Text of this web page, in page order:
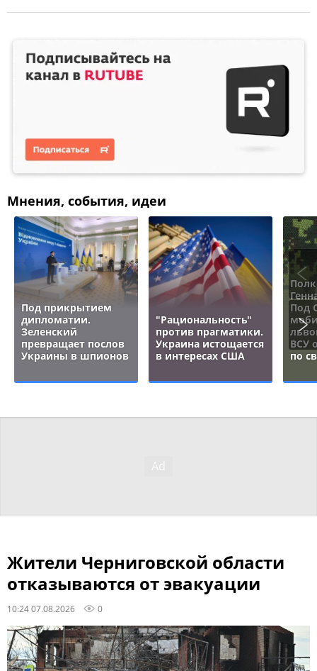
Мнения, события, идеи
Под прикрытием
дипломатии.
Зеленский
превращает послов
Украины в шпионов
"Рациональность"
против прагматики.
Украина истощается
в интересах США
Под
ВСУ
по
Жители Черниговской области
отказываются от эвакуации
10:24 07.08.2026 0